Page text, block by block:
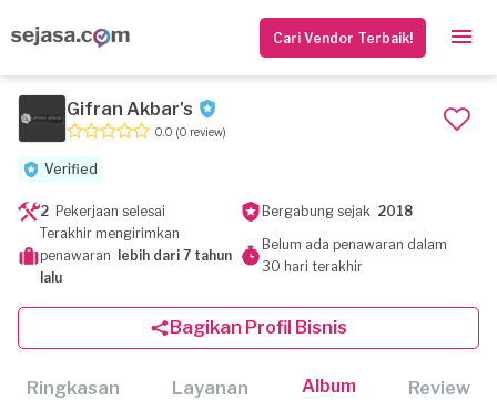
Cari Vendor Terbaik!
Gifran Akbar's
0.0 (0 review)
Verified
2 Pekerjaan selesai Bergabung sejak 2018
Terakhir mengirimkan
penawaran
lebih dari 7 tahun
lalu
Belum ada penawaran dalam
30 hari terakhir
Bagikan Profil Bisnis
Ringkasan Layanan Album Review